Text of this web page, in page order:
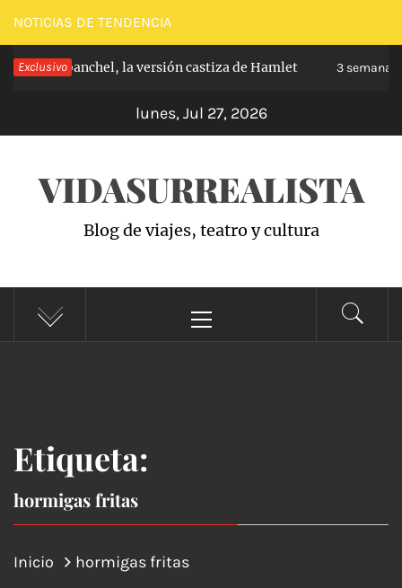
Saltar
al
contenido
NOTICIAS DE TENDENCIA
Exclusivo
de Carabanchel, la versión castiza de Hamlet 3 semanas
lunes, Jul 27, 2026
VIDASURREALISTA
Blog de viajes, teatro y cultura
principal
Etiqueta:
hormigas fritas
Inicio hormigas fritas